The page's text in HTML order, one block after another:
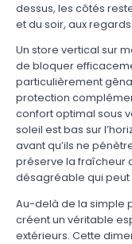
dessus, les côtés
et du soir, aux
Un store vertical sur
de bloquer
particulièrement
protection
confort optimal sous
soleil est bas sur
avant qu’ils ne
préserve la fraîcheur
désagréable qui peut
Au-delà de la simple
créent un véritable
extérieurs. Cette